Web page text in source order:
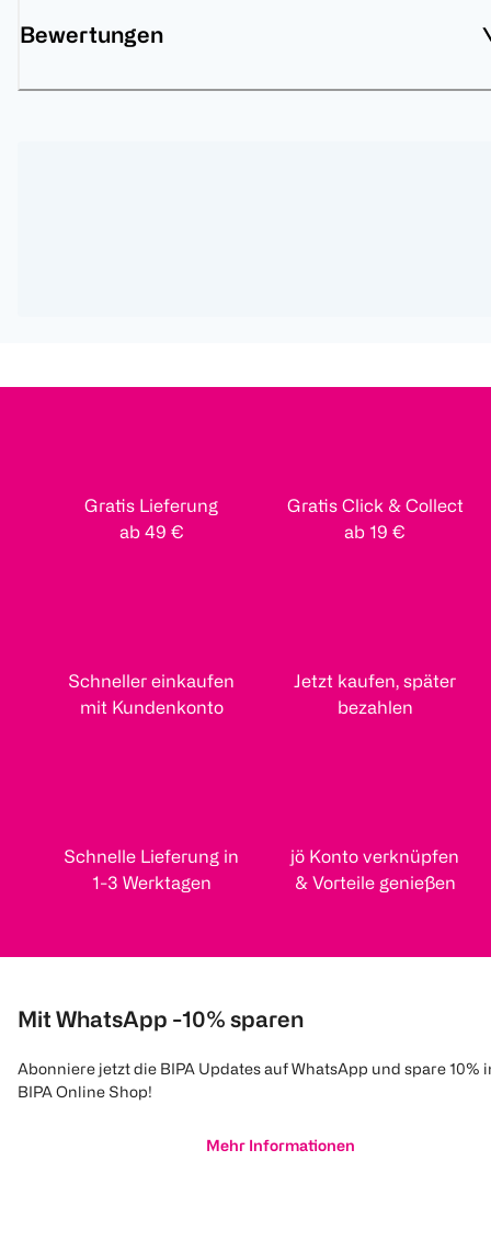
Bewertungen
Gratis Lieferung
ab 49 €
Gratis Click & Collect
ab 19 €
Schneller einkaufen
mit Kundenkonto
Jetzt kaufen, später
bezahlen
Schnelle Lieferung in
1-3 Werktagen
jö Konto verknüpfen
& Vorteile genießen
Mit WhatsApp -10% sparen
Abonniere jetzt die BIPA Updates auf WhatsApp und spare 10%
BIPA Online Shop!
Mehr Informationen